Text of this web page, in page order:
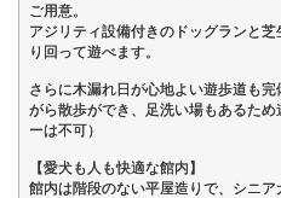
ご用意。
アジリティ設備付きのドッグランと
り回って遊べます。
さらに木漏れ日が心地よい遊歩道も
がら散歩ができ、足洗い場もあるた
ーは不可）
【愛犬も人も快適な館内】
館内は階段のない平屋造りで、シニ